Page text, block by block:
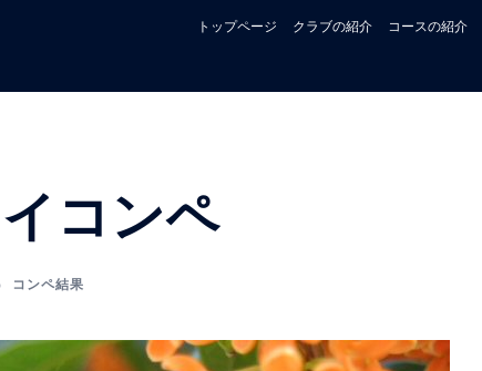
トップページ クラブの紹介 コースの紹介
コンペ
コンペ結果